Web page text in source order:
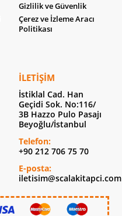
Gizlilik ve Güvenlik
Çerez ve İzleme Aracı
Politikası
İLETIŞIM
İstiklal Cad. Han
Geçidi Sok. No:116/
3B Hazzo Pulo Pasajı
Beyoğlu/İstanbul
Telefon:
+90 212 706 75 70
E-posta:
iletisim@scalakitapci.com